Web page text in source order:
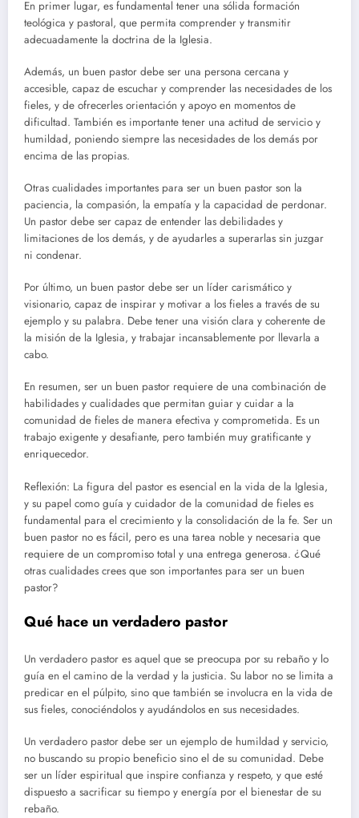
En primer lugar, es fundamental tener una sólida formación
teológica y pastoral, que permita comprender y transmitir
adecuadamente la doctrina de la Iglesia.
Además, un buen pastor debe ser una persona cercana y
accesible, capaz de escuchar y comprender las necesidades de los
fieles, y de ofrecerles orientación y apoyo en momentos de
dificultad. También es importante tener una actitud de servicio y
humildad, poniendo siempre las necesidades de los demás por
encima de las propias.
Otras cualidades importantes para ser un buen pastor son la
paciencia, la compasión, la empatía y la capacidad de perdonar.
Un pastor debe ser capaz de entender las debilidades y
limitaciones de los demás, y de ayudarles a superarlas sin juzgar
ni condenar.
Por último, un buen pastor debe ser un líder carismático y
visionario, capaz de inspirar y motivar a los fieles a través de su
ejemplo y su palabra. Debe tener una visión clara y coherente de
la misión de la Iglesia, y trabajar incansablemente por llevarla a
cabo.
En resumen, ser un buen pastor requiere de una combinación de
habilidades y cualidades que permitan guiar y cuidar a la
comunidad de fieles de manera efectiva y comprometida. Es un
trabajo exigente y desafiante, pero también muy gratificante y
enriquecedor.
Reflexión: La figura del pastor es esencial en la vida de la Iglesia,
y su papel como guía y cuidador de la comunidad de fieles es
fundamental para el crecimiento y la consolidación de la fe. Ser un
buen pastor no es fácil, pero es una tarea noble y necesaria que
requiere de un compromiso total y una entrega generosa. ¿Qué
otras cualidades crees que son importantes para ser un buen
pastor?
Qué hace un verdadero pastor
Un verdadero pastor es aquel que se preocupa por su rebaño y lo
guía en el camino de la verdad y la justicia. Su labor no se limita a
predicar en el púlpito, sino que también se involucra en la vida de
sus fieles, conociéndolos y ayudándolos en sus necesidades.
Un verdadero pastor debe ser un ejemplo de humildad y servicio,
no buscando su propio beneficio sino el de su comunidad. Debe
ser un líder espiritual que inspire confianza y respeto, y que esté
dispuesto a sacrificar su tiempo y energía por el bienestar de su
rebaño.